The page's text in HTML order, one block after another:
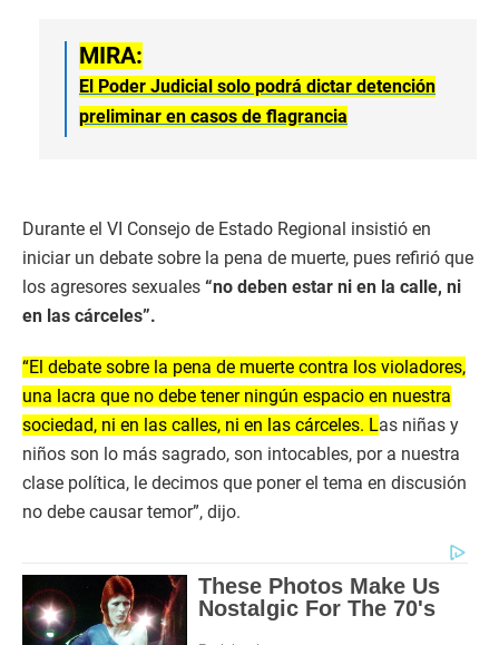
MIRA:
El Poder Judicial solo podrá dictar detención
preliminar en casos de flagrancia
Durante el VI Consejo de Estado Regional insistió en
iniciar un debate sobre la pena de muerte, pues refirió que
los agresores sexuales “no deben estar ni en la calle, ni
en las cárceles”.
“El debate sobre la pena de muerte contra los violadores,
una lacra que no debe tener ningún espacio en nuestra
sociedad, ni en las calles, ni en las cárceles. Las niñas y
niños son lo más sagrado, son intocables, por a nuestra
clase política, le decimos que poner el tema en discusión
no debe causar temor”, dijo.